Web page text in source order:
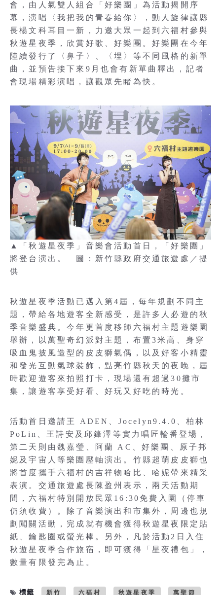
會，由人氣雙人組合「好樂團」為活動揭開序
幕，演唱〈我把我的青春給你〉，動人旋律讓縣
長楊文科耳目一新，力邀大眾一起到六福村參與
秋遊星夜季，欣賞好歌、好樂團。好樂團在今年
陸續發行了〈鼻子〉、〈埋〉等不同風格的新單
曲，並預告接下來9月也會有新單曲釋出，記者
會現場精彩演唱，讓觀眾先睹為快。
▲「秋遊星夜季」音樂會活動首日，「好樂團」
將登台演出。 圖：新竹縣政府交通旅遊處／提
供
秋遊星夜季活動已邁入第4屆，每年規劃不同主
題，帶給各地遊客全新感受，是許多人必遊的秋
季音樂盛典。今年更首度移師六福村主題遊樂園
舉辦，以萬聖奇幻派對主題，布置3米高、身穿
吸血鬼披風造型的皮皮獅氣偶，以及好客小精靈
和發光互動氣球裝飾，點亮竹縣秋天的夜晚，屆
時歡迎遊客來拍照打卡，現場還有超過30攤市
集，讓遊客享受好看、好玩又好吃的時光。
活動首日邀請王 ADEN、Jocelyn9.4.0、柏林
PoLin、王詩安及邱鋒澤等實力唱匠輪番登場，
第二天則由魏嘉瑩、阿蘭 AC、好樂團、原子邦
妮及宇宙人等樂團壓軸演出。竹縣超萌皮皮獅也
將首度攜手六福村的吉祥物哈比、哈妮帶來精采
表演。交通旅遊處長陳盈州表示，兩天活動期
間，六福村特別開放民眾16:30免費入園（停車
仍須收費）。除了音樂演出和市集外，周邊也規
劃闖關活動，完成就有機會獲得秋遊星夜限定貼
紙、鑰匙圈或螢光棒。另外，凡於活動2日入住
秋遊星夜季合作旅宿，即可獲得「星夜禮包」，
數量有限發完為止。
標籤 新竹 六福村 秋遊星夜季 萬聖節